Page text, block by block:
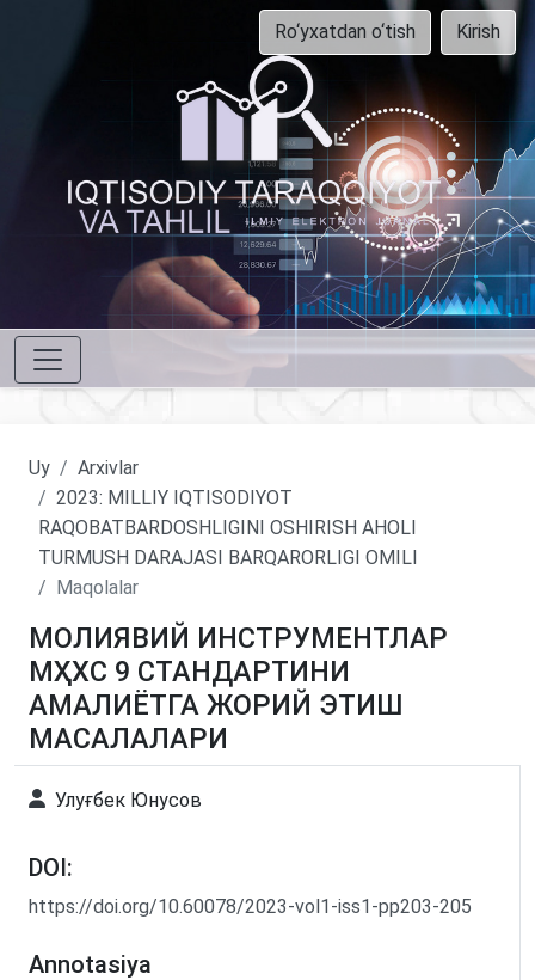
Ro‘yxatdan o‘tish Kirish
Uy
Arxivlar
2023: MILLIY IQTISODIYOT
RAQOBATBARDOSHLIGINI OSHIRISH AHOLI
TURMUSH DARAJASI BARQARORLIGI OMILI
Maqolalar
МОЛИЯВИЙ ИНСТРУМЕНТЛАР
МҲХС 9 СТАНДАРТИНИ
АМАЛИЁТГА ЖОРИЙ ЭТИШ
МАСАЛАЛАРИ
Улуғбек Юнусов
DOI:
https://doi.org/10.60078/2023-vol1-iss1-pp203-205
Annotasiya